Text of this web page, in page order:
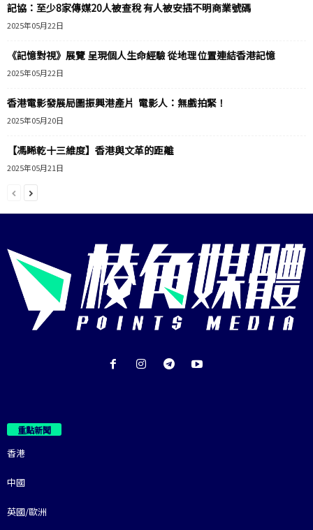
記協：至少8家傳媒20人被查稅 有人被安插不明商業號碼
2025年05月22日
《記憶對視》展覽 呈現個人生命經驗 從地理位置連結香港記憶
2025年05月22日
香港電影發展局圖振興港產片 電影人：無戲拍緊！
2025年05月20日
【馮睎乾十三維度】香港與文革的距離
2025年05月21日
重點新聞
香港
中國
英國/歐洲